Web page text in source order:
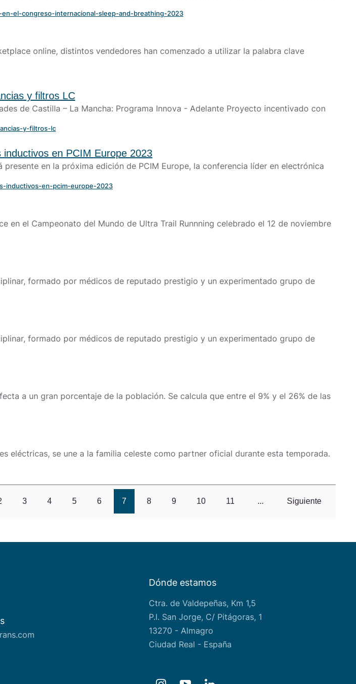
Sector ferroviario
Nuestras soluciones ferroviarias están diseñadas para garantizar
Contactar con ingeniería |Descargar los catálogos
el-congreso-internacional-sleep-and-breathing-2023
online, distintos vendedores han comenzado a utilizar la palabra clave
y filtros LC
de Castilla – La Mancha: Programa Innova - Adelante Proyecto incentivado con
y-filtros-lc
en PCIM Europe 2023
en la próxima edición de PCIM Europe, la conferencia líder en electrónica
inductivos-en-pcim-europe-2023
en el Campeonato del Mundo de Ultra Trail Runnning celebrado el 12 de noviembre
formado por médicos de reputado prestigio y un experimentado grupo de
formado por médicos de reputado prestigio y un experimentado grupo de
a un gran porcentaje de la población. Se calcula que entre el 9% y el 26% de las
eléctricas, se une a la familia celeste como partner oficial durante esta temporada.
3 4 5 6 7 8 9 10 11 ... Siguiente
Dónde estamos
Ctra. de Valdepeñas, Km 1,5
P.I. San Jorge, C/ Pitágoras, 1
13270 - Almagro
Ciudad Real - España